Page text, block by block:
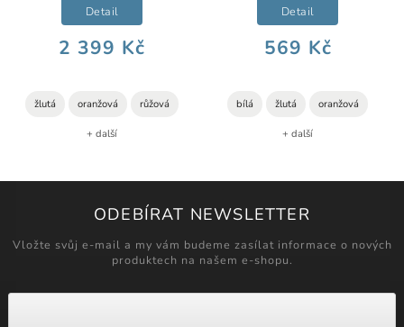
2 399 Kč
Detail
žlutá oranžová růžová
+ další
569 Kč
Detail
bílá žlutá oranžová
+ další
ODEBÍRAT NEWSLETTER
Vložte svůj e-mail a my vám budeme zasílat informace o nových
produktech na našem e-shopu.